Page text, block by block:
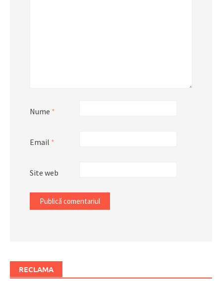
Nume *
Email *
Site web
RECLAMA